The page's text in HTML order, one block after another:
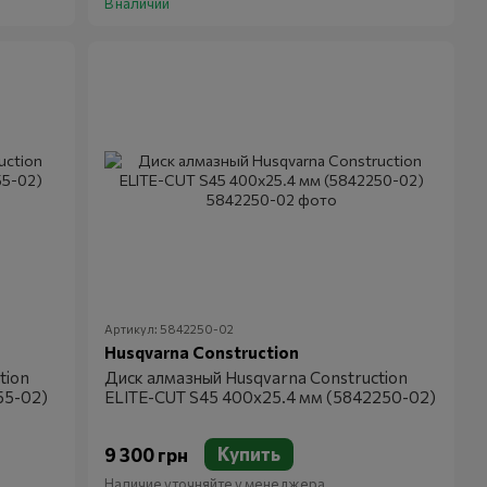
02)
Артикул: 5842250-02
Husqvarna Construction
Диск алмазный Husqvarna Construction
ELITE-CUT S45 400х25.4 мм (5842250-02)
9 300 грн Купить